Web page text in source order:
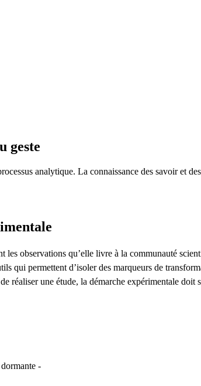
geste
analytique. La connaissance des savoir et
les observations qu’elle livre à la communauté
qui permettent d’isoler des marqueurs de
réaliser une étude, la démarche expérimentale
-